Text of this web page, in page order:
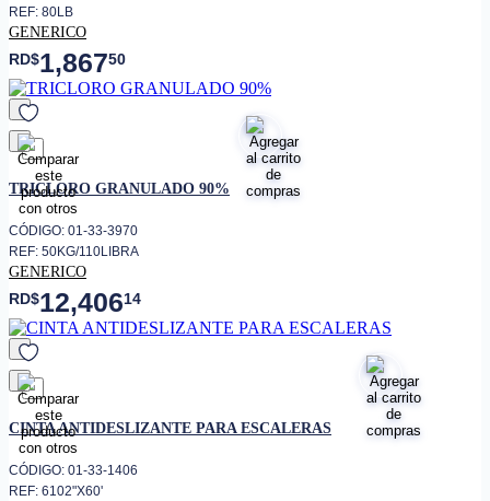
REF: 80LB
GENERICO
RD$1,86750
favorito
TRICLORO GRANULADO 90%
CÓDIGO: 01-33-3970
REF: 50KG/110LIBRA
GENERICO
RD$12,40614
favorito
CINTA ANTIDESLIZANTE PARA ESCALERAS
CÓDIGO: 01-33-1406
REF: 6102"X60'